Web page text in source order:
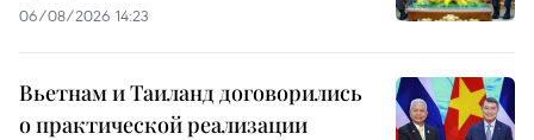
06/08/2026 14:23
Вьетнам и Таиланд договорились
о практической реализации